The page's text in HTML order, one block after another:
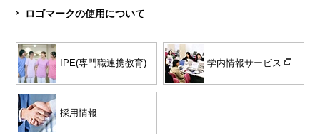
ロゴマークの使用について
IPE(専門職連携教育) 学内情報サービス
採用情報